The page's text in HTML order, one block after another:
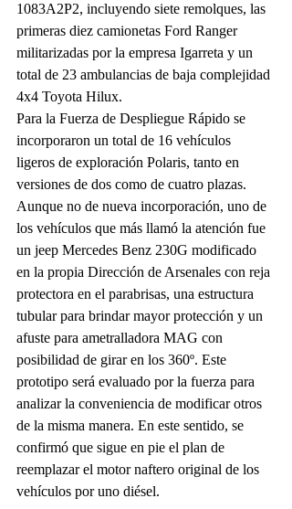
1083A2P2, incluyendo siete remolques, las
primeras diez camionetas Ford Ranger
militarizadas por la empresa Igarreta y un
total de 23 ambulancias de baja complejidad
4x4 Toyota Hilux.
Para la Fuerza de Despliegue Rápido se
incorporaron un total de 16 vehículos
ligeros de exploración Polaris, tanto en
versiones de dos como de cuatro plazas.
Aunque no de nueva incorporación, uno de
los vehículos que más llamó la atención fue
un jeep Mercedes Benz 230G modificado
en la propia Dirección de Arsenales con reja
protectora en el parabrisas, una estructura
tubular para brindar mayor protección y un
afuste para ametralladora MAG con
posibilidad de girar en los 360º. Este
prototipo será evaluado por la fuerza para
analizar la conveniencia de modificar otros
de la misma manera. En este sentido, se
confirmó que sigue en pie el plan de
reemplazar el motor naftero original de los
vehículos por uno diésel.